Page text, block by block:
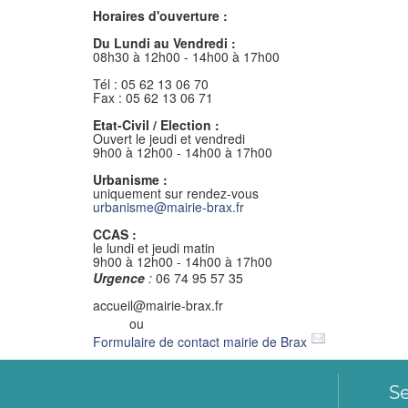
Horaires d'ouverture :
Du Lundi au Vendredi :
08h30 à 12h00 - 14h00 à 17h00
Tél : 05 62 13 06 70
Fax : 05 62 13 06 71
Etat-Civil / Election :
Ouvert le jeudi et vendredi
9h00 à 12h00 - 14h00 à 17h00
Urbanisme :
uniquement sur rendez-vous
urbanisme@mairie-brax.fr
CCAS :
le lundi et jeudi matin
9h00 à 12h00 - 14h00 à 17h00
Urgence : 06 74 95 57 35
accueil@mairie-brax.fr
ou
Formulaire de contact mairie de Brax